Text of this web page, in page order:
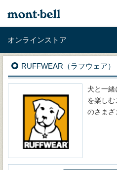
オンラインストア
RUFFWEAR（ラフウェア）
犬と一緒
を楽し
のさまざ